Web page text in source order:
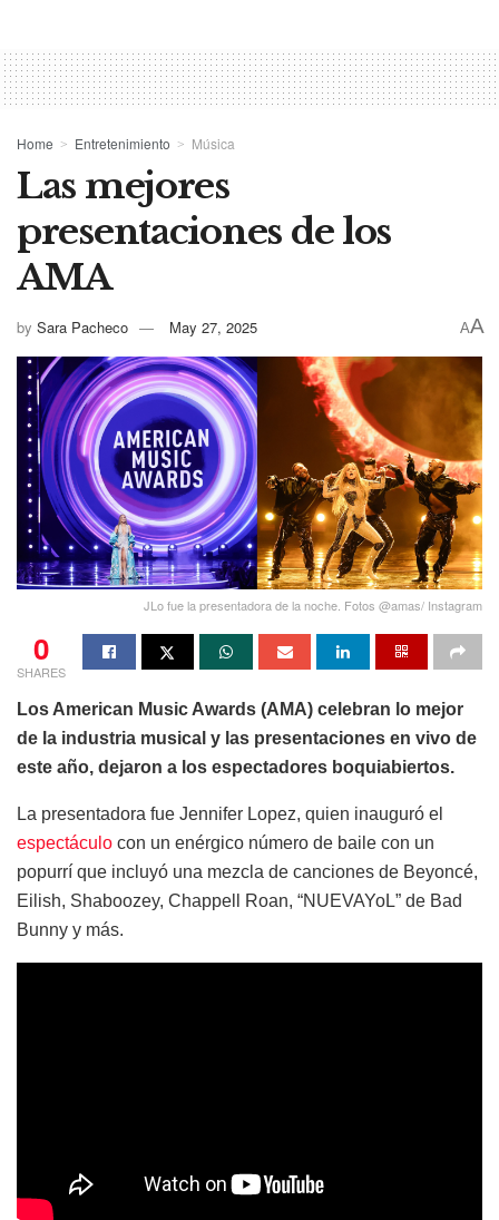
Home Entretenimiento Música
Las mejores
presentaciones de los
AMA
by Sara Pacheco May 27, 2025 AA
JLo fue la presentadora de la noche. Fotos @amas/ Instagram
0
SHARES
Los American Music Awards (AMA) celebran lo mejor
de la industria musical y las presentaciones en vivo de
este año, dejaron a los espectadores boquiabiertos.
La presentadora fue Jennifer Lopez, quien inauguró el
espectáculo con un enérgico número de baile con un
popurrí que incluyó una mezcla de canciones de Beyoncé,
Eilish, Shaboozey, Chappell Roan, “NUEVAYoL” de Bad
Bunny y más.